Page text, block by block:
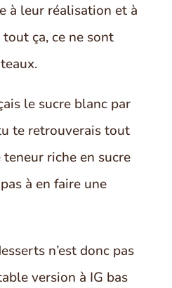
à leur réalisation et à
ça, ce ne sont
le sucre blanc par
te retrouverais tout
riche en sucre
à en faire une
n’est donc pas
version à IG bas